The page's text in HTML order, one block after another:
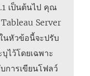
เป็นต้นไป คุณ
Tableau Server
นหัวข้อนี้จะปรับ
ไว้โดยเฉพาะ
การเขียนโฟลว์